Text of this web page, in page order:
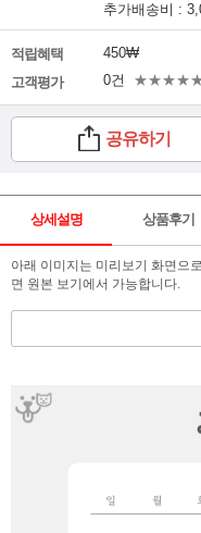
추가배송비 :
적립혜택
450₩
고객평가
0건
공유하기
상세설명 상품후기
아래 이미지는 미리보기 화면으
면 원본 보기에서 가능합니다.